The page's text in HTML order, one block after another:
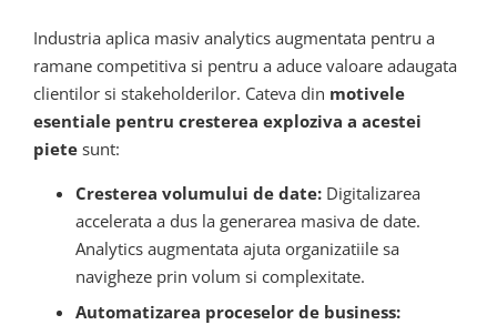
Industria aplica masiv analytics augmentata pentru a
ramane competitiva si pentru a aduce valoare adaugata
clientilor si stakeholderilor. Cateva din motivele
esentiale pentru cresterea exploziva a acestei
piete sunt:
Cresterea volumului de date:Digitalizarea
accelerata a dus la generarea masiva de date.
Analytics augmentata ajuta organizatiile sa
navigheze prin volum si complexitate.
Automatizarea proceselor de business: